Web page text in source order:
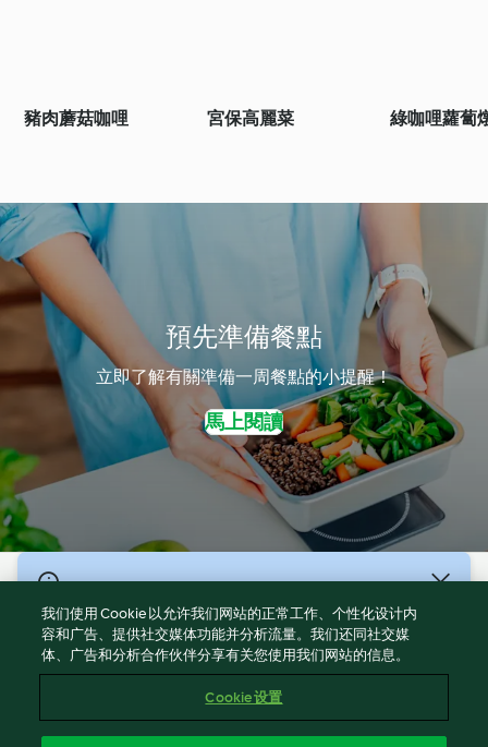
豬肉蘑菇咖哩 宮保高麗菜 綠咖哩蘿蔔
預先準備餐點
立即了解有關準備一周餐點的小提醒！
馬上閱讀
服務條款
隱私權政策
網頁所有權
我们使用 Cookie 以允许我们网站的正常工作、个性化设计内
容和广告、提供社交媒体功能并分析流量。我们还同社交媒
体、广告和分析合作伙伴分享有关您使用我们网站的信息。
Cookie 设置